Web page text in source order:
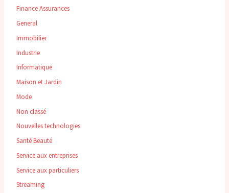
Finance Assurances
General
Immobilier
Industrie
Informatique
Maison et Jardin
Mode
Non classé
Nouvelles technologies
Santé Beauté
Service aux entreprises
Service aux particuliers
Streaming